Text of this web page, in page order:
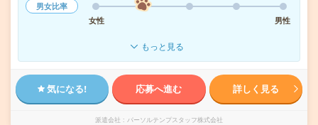
男女比率
女性
男性
もっと見る
気になる! 応募へ進む 詳しく見る
派遣会社 パーソルテンプスタッフ株式会社